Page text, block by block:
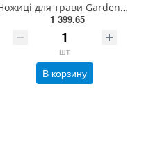
Ножиці для трави Gardena Comfort, поворотні 8734-20(08734-20.000.00)
1 399.65
шт
В корзину